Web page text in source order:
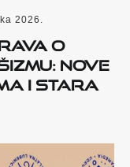
2026.
o
nove
i stara